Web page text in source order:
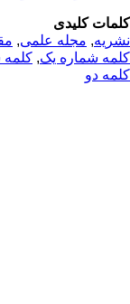
کلیدی
,مجله علمی,
شماره یک,کلمه
دو